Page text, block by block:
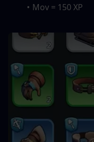
Mov = 150 XP